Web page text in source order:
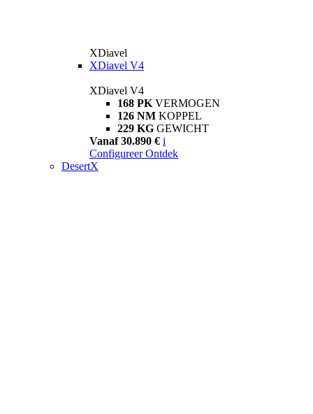
XDiavel
XDiavel V4
XDiavel V4
168 PK VERMOGEN
126 NM KOPPEL
229 KG GEWICHT
Vanaf 30.890 € i
Configureer Ontdek
DesertX